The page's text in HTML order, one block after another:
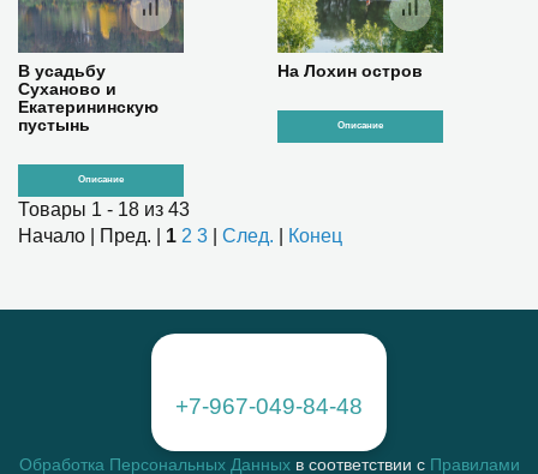
В усадьбу
Суханово и
Екатерининскую
пустынь
Описание
На Лохин остров
Описание
Товары 1 - 18 из 43
Начало | Пред. | 1 2 3 След. Конец
+7-967-049-84-48
Обработка Персональных Данныхв соответствии с Правилами